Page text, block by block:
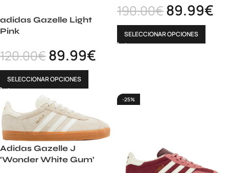
adidas Gazelle Light
Pink
120.00€89.99€
SELECCIONAR OPCIONES
190.00€89.99€
SELECCIONAR OPCIONES
Adidas Gazelle J
‘Wonder White Gum’
-25%